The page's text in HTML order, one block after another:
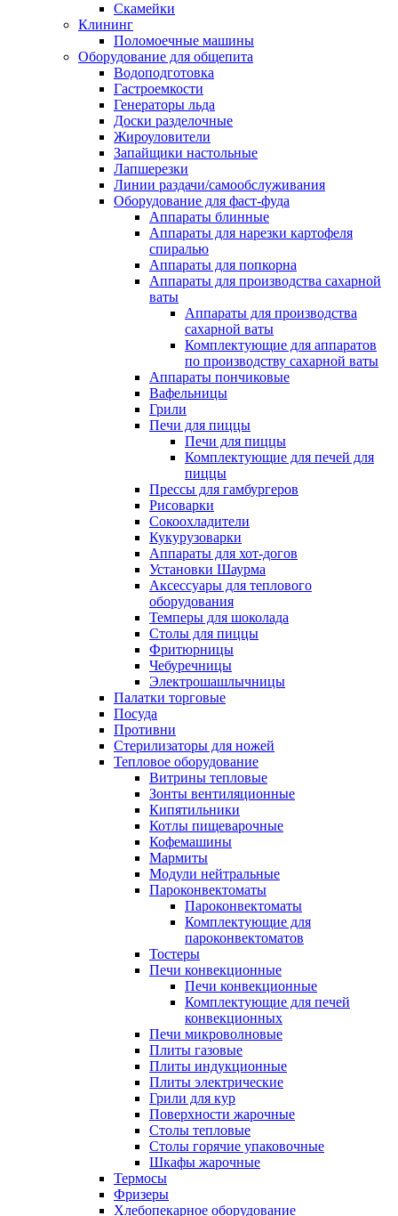
Скамейки
Клининг
Поломоечные машины
Оборудование для общепита
Водоподготовка
Гастроемкости
Генераторы льда
Доски разделочные
Жироуловители
Запайщики настольные
Лапшерезки
Линии раздачи/самообслуживания
Оборудование для фаст-фуда
Аппараты блинные
Аппараты для нарезки картофеля
спиралью
Аппараты для попкорна
Аппараты для производства сахарной
ваты
Аппараты для производства
сахарной ваты
Комплектующие для аппаратов
по производству сахарной ваты
Аппараты пончиковые
Вафельницы
Грили
Печи для пиццы
Печи для пиццы
Комплектующие для печей для
пиццы
Прессы для гамбургеров
Рисоварки
Сокоохладители
Кукурузоварки
Аппараты для хот-догов
Установки Шаурма
Аксессуары для теплового
оборудования
Темперы для шоколада
Столы для пиццы
Фритюрницы
Чебуречницы
Электрошашлычницы
Палатки торговые
Посуда
Противни
Стерилизаторы для ножей
Тепловое оборудование
Витрины тепловые
Зонты вентиляционные
Кипятильники
Котлы пищеварочные
Кофемашины
Мармиты
Модули нейтральные
Пароконвектоматы
Пароконвектоматы
Комплектующие для
пароконвектоматов
Тостеры
Печи конвекционные
Печи конвекционные
Комплектующие для печей
конвекционных
Печи микроволновые
Плиты газовые
Плиты индукционные
Плиты электрические
Грили для кур
Поверхности жарочные
Столы тепловые
Столы горячие упаковочные
Шкафы жарочные
Термосы
Фризеры
Хлебопекарное оборудование